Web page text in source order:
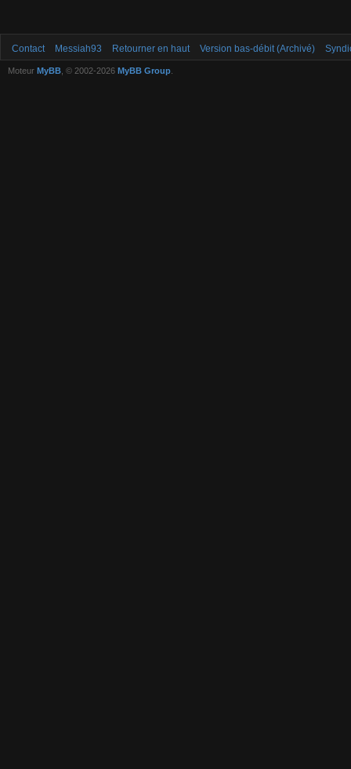
Contact Messiah93 Retourner en haut Version bas-débit (Archivé)
Moteur MyBB , © 2002-2026 MyBB Group